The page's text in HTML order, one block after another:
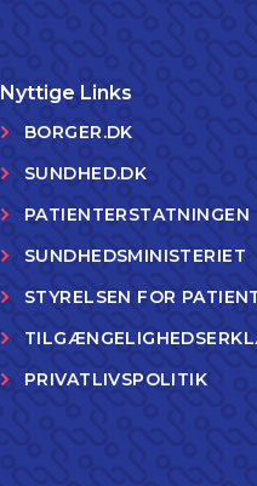
Nyttige Links
BORGER.DK
SUNDHED.DK
PATIENTERSTATNINGEN
SUNDHEDSMINISTERIET
STYRELSEN FOR
PRIVATLIVSPOLITIK